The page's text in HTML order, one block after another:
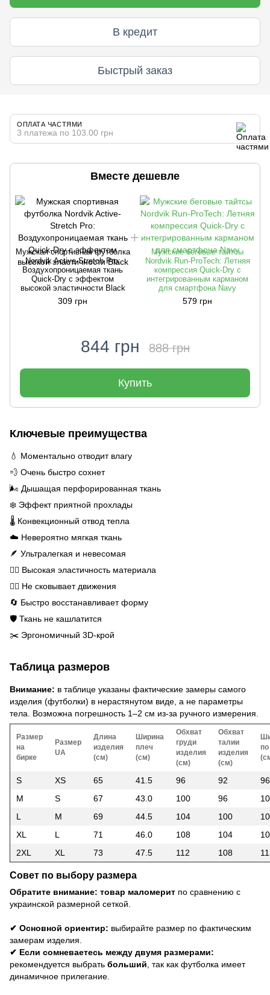
В кредит
Быстрый заказ
ОПЛАТА ЧАСТЯМИ
3 платежа по 103.00 грн
Вместе дешевле
Мужская спортивная футболка
Nordvik Active-Stretch Pro:
Воздухопроницаемая ткань
Quick-Dry с эффектом
высокой эластичности Black
309 грн
Мужские беговые тайтсы
Nordvik Run-ProTech: Летняя
компрессия Quick-Dry с
интегрированным карманом
для смартфона Navy
579 грн
844 грн 888 грн
Купить
Ключевые преимущества
💧 Моментально отводит влагу
💨 Очень быстро сохнет
🌬️ Дышащая перфорированная ткань
❄️ Эффект приятной прохлады
🌡️ Конвекционный отвод тепла
☁️ Невероятно мягкая ткань
🪶 Ультралегкая и невесомая
🤸‍♂️ Высокая эластичность материала
🏃‍♂️ Не сковывает движения
🔄 Быстро восстанавливает форму
🛡️ Ткань не кашлатится
✂️ Эргономичный 3D-крой
Таблица размеров
Внимание: в таблице указаны фактические замеры самого
изделия (футболки) в нерастянутом виде, а не параметры
тела. Возможна погрешность 1–2 см из-за ручного измерения.
Размер
на
бирке
Размер
UA
Длина
изделия
(см)
Ширина
плеч
(см)
Обхват
груди
изделия
(см)
Обхват
талии
изделия
(см)
S XS 65 41.5 96 92
96
M
S 67 43.0 100 96
L
M 69 44.5 104 100
XL
L 71 46.0 108 104
2XL
XL 73 47.5 112 108
Совет по выбору размера
Обратите внимание: товар маломерит по сравнению с
украинской размерной сеткой.
✔ Основной ориентир: выбирайте размер по фактическим
замерам изделия.
✔ Если сомневаетесь между двумя размерами:
рекомендуется выбрать больший , так как футболка имеет
динамичное прилегание.